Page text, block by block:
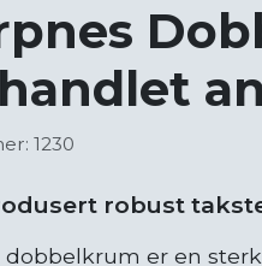
1230
robust
dobbelkrum er en